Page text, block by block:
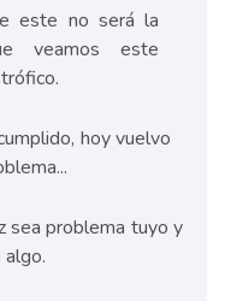
este no será la
veamos este
hoy vuelvo
sea problema tuyo y
algo.